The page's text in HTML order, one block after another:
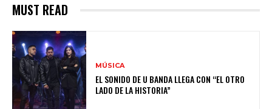
MUST READ
MÚSICA
EL SONIDO DE U BANDA LLEGA CON “EL OTRO
LADO DE LA HISTORIA”